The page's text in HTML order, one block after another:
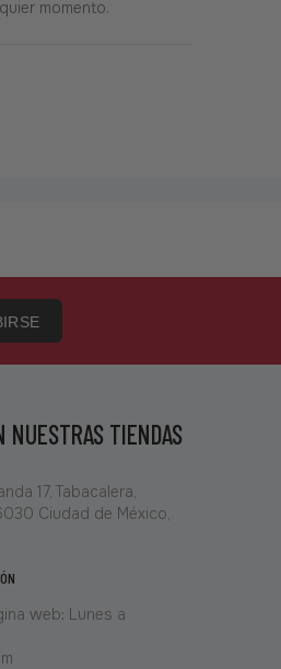
momento.
NUESTRAS TIENDAS
17, Tabacalera,
Ciudad de México,
web: Lunes a